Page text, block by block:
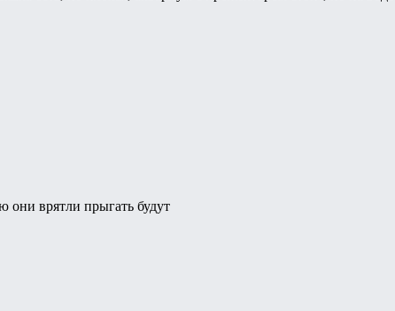
они врятли прыгать будут